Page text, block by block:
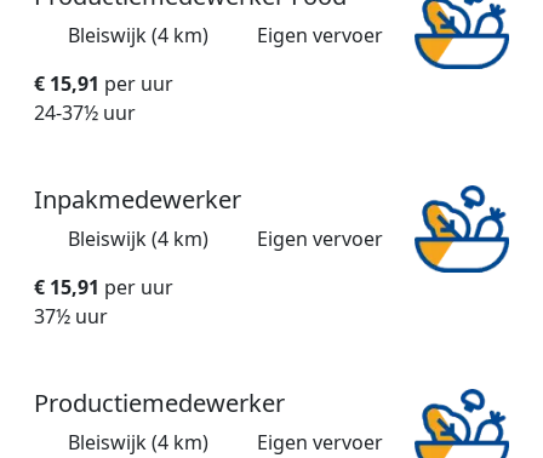
Bleiswijk (4 km)
Eigen vervoer
€ 15,91 per uur
24-37½ uur
Inpakmedewerker
Bleiswijk (4 km)
Eigen vervoer
€ 15,91 per uur
37½ uur
Productiemedewerker
Bleiswijk (4 km)
Eigen vervoer